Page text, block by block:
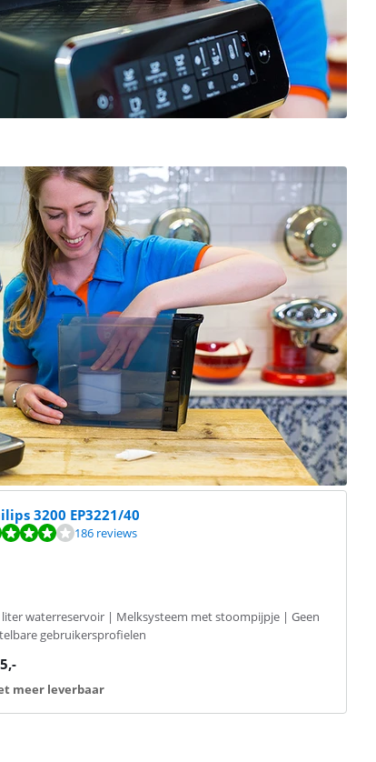
3200 EP3221/40
186 reviews
liter waterreservoir | Melksysteem met stoompijpje | Geen
gebruikersprofielen
,-
meer leverbaar